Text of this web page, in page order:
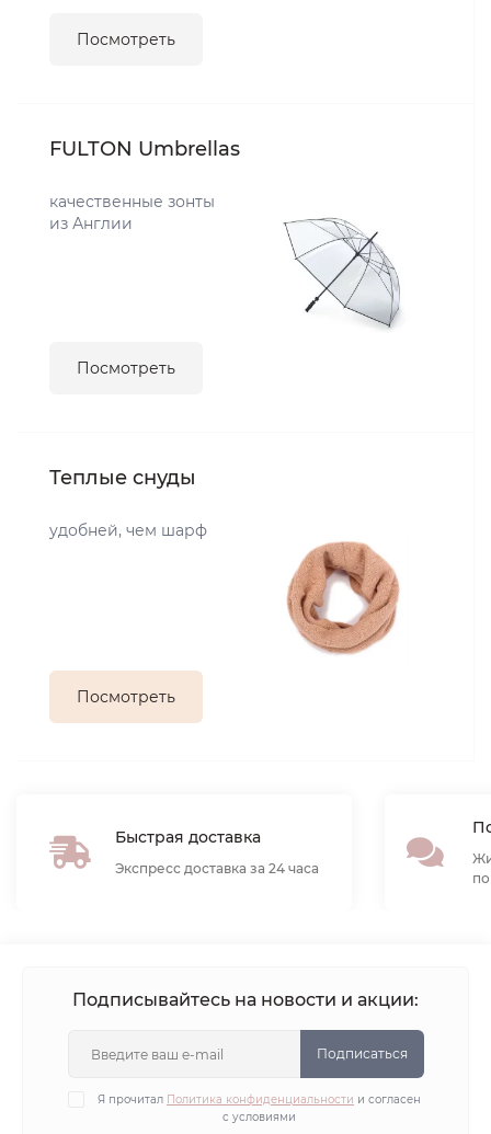
Посмотреть
FULTON Umbrellas
качественные зонты
из Англии
Посмотреть
Теплые снуды
удобней, чем шарф
Посмотреть
Быстрая доставка
Экспресс доставка за 24 часа
Подписывайтесь на новости и акции:
Подписаться
Я прочитал Политика конфиденциальности и согласен
с условиями